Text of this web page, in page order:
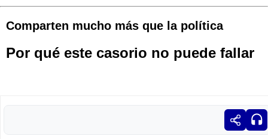
Comparten mucho más que la política
Por qué este casorio no puede fallar